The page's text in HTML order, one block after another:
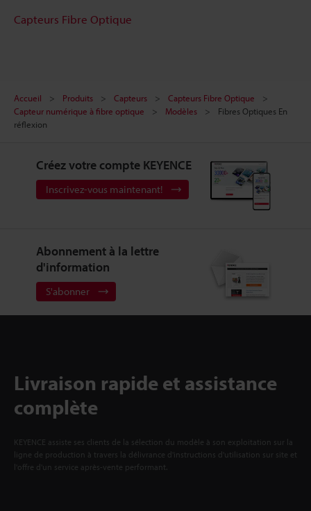
Capteurs Fibre Optique
Accueil Produits Capteurs
Capteurs Fibre Optique
Capteur numérique à fibre optique
Modèles
Fibres Optiques En
réflexion
Créez votre compte KEYENCE
Inscrivez-vous maintenant!
Abonnement à la lettre
d'information
S'abonner
Livraison rapide et assistance
complète
KEYENCE assiste ses clients de la sélection du modèle à son exploitation sur la
ligne de production à travers la délivrance d'instructions d'utilisation sur site et
l'offre d'un service après-vente performant.